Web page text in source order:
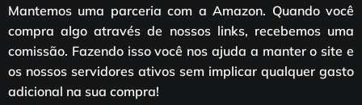
Mantemos uma parceria com a Amazon. Quando você
compra algo através de nossos links, recebemos uma
comissão. Fazendo isso você nos ajuda a manter o site e
os nossos servidores ativos sem implicar qualquer gasto
adicional na sua compra!